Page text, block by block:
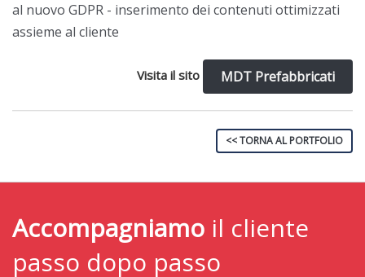
al nuovo GDPR - inserimento dei contenuti ottimizzati
assieme al cliente
Visita il sito MDT Prefabbricati
<< TORNA AL PORTFOLIO
Accompagniamo il cliente
passo dopo passo